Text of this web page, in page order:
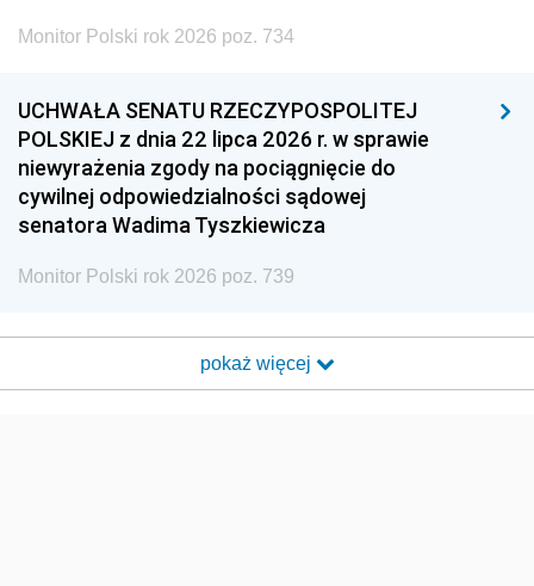
Monitor Polski rok 2026 poz. 734
UCHWAŁA SENATU RZECZYPOSPOLITEJ
POLSKIEJ z dnia 22 lipca 2026 r. w sprawie
niewyrażenia zgody na pociągnięcie do
cywilnej odpowiedzialności sądowej
senatora Wadima Tyszkiewicza
Monitor Polski rok 2026 poz. 739
pokaż więcej